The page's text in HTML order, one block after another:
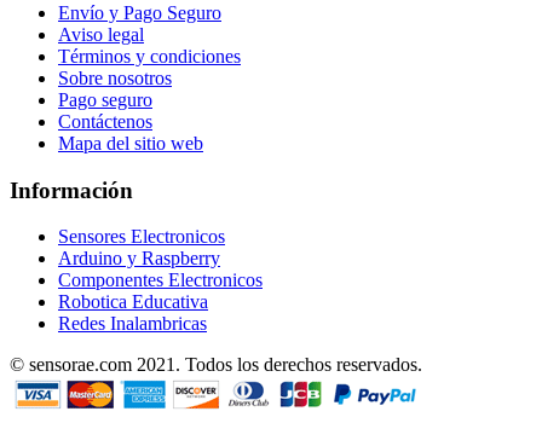
Envío y Pago Seguro
Aviso legal
Términos y condiciones
Sobre nosotros
Pago seguro
Contáctenos
Mapa del sitio web
Información
Sensores Electronicos
Arduino y Raspberry
Componentes Electronicos
Robotica Educativa
Redes Inalambricas
© sensorae.com 2021. Todos los derechos reservados.